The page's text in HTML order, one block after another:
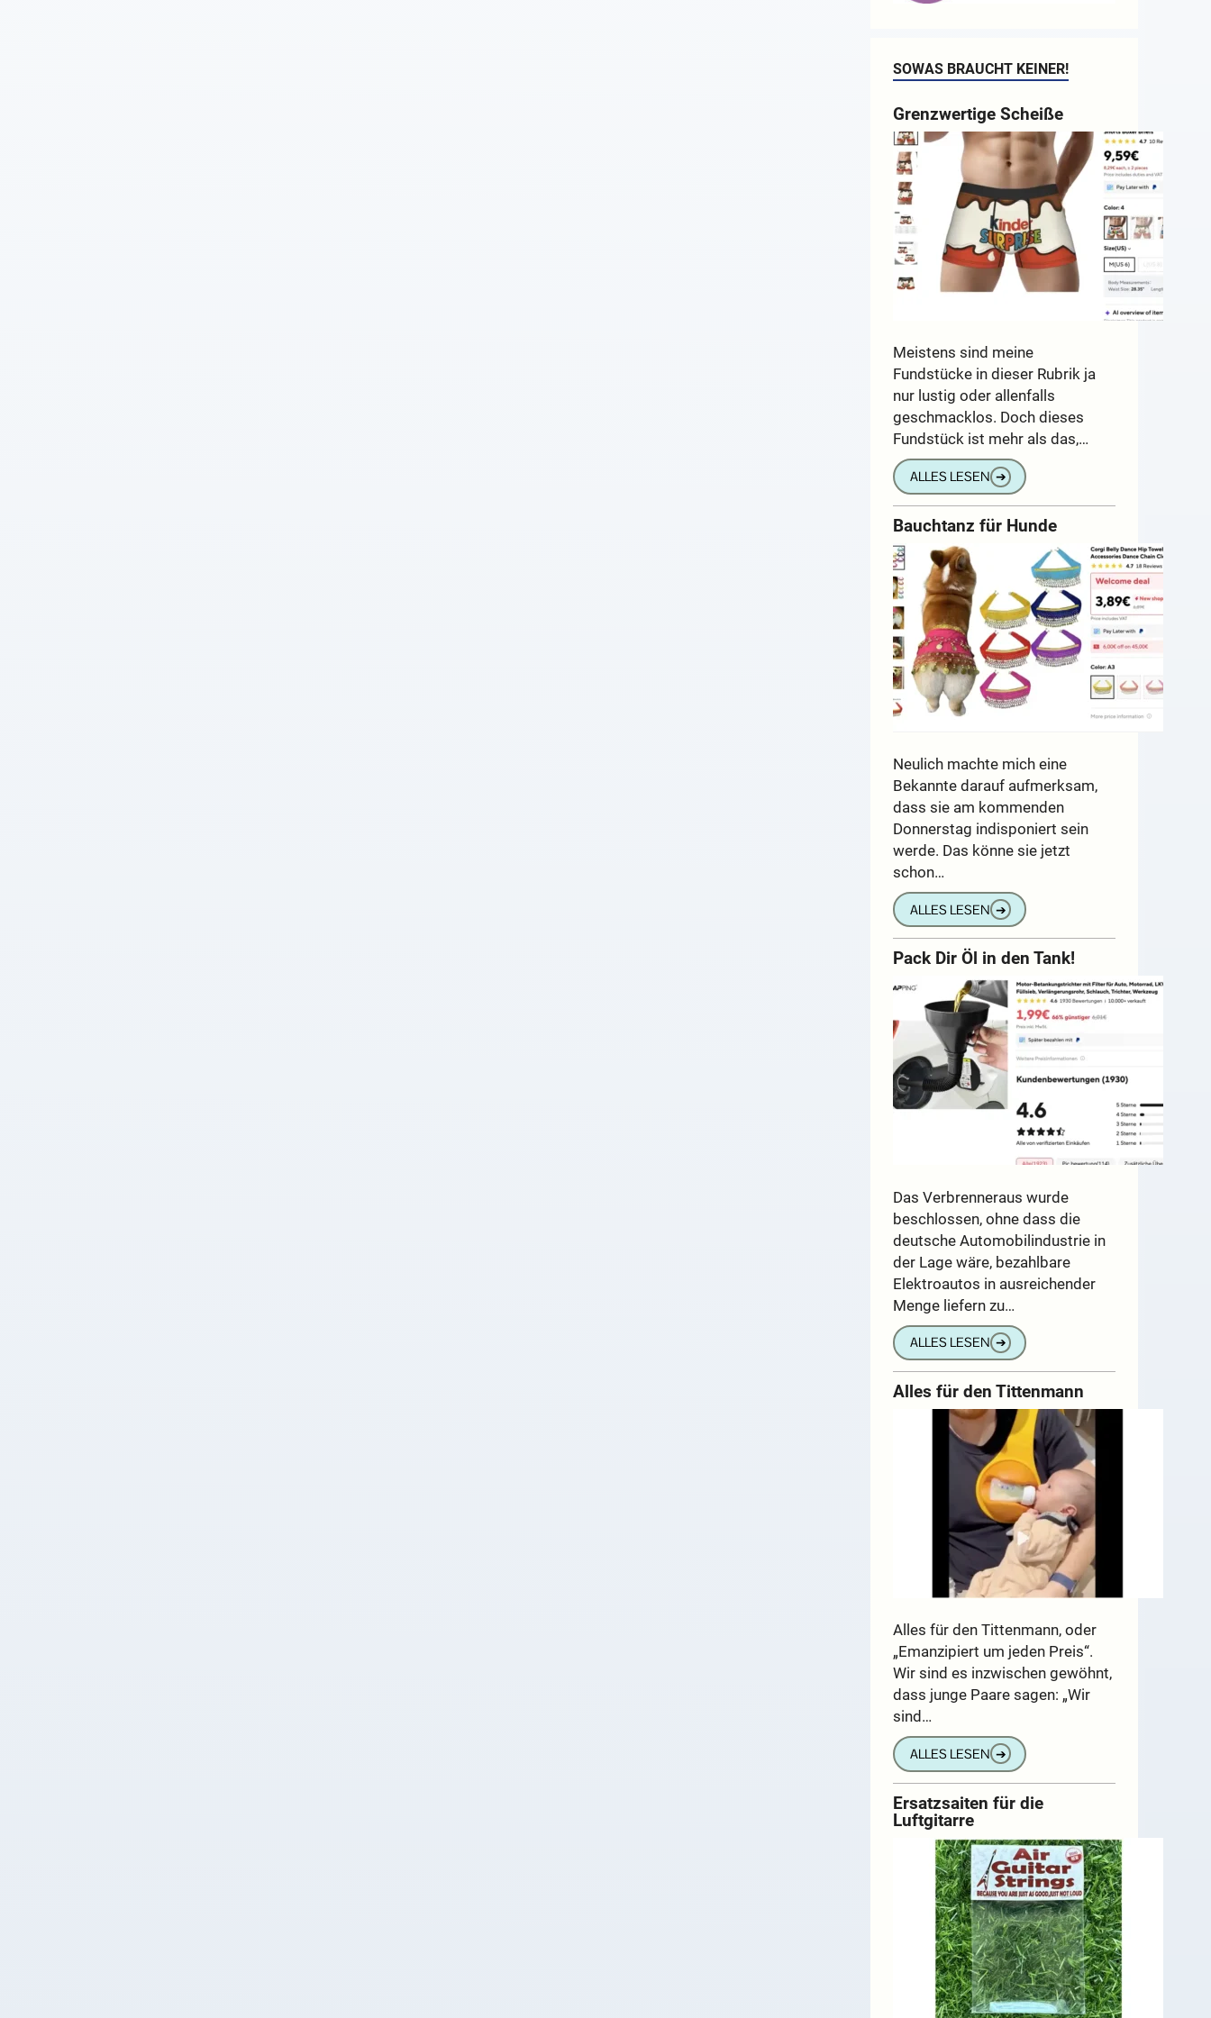
SOWAS BRAUCHT KEINER!
Grenzwertige Scheiße
Meistens sind meine
Fundstücke in dieser Rubrik ja
nur lustig oder allenfalls
geschmacklos. Doch dieses
Fundstück ist mehr als das,…
ALLES LESEN ➔
Bauchtanz für Hunde
Neulich machte mich eine
Bekannte darauf aufmerksam,
dass sie am kommenden
Donnerstag indisponiert sein
werde. Das könne sie jetzt
schon…
ALLES LESEN ➔
Pack Dir Öl in den Tank!
Das Verbrenneraus wurde
beschlossen, ohne dass die
deutsche Automobilindustrie in
der Lage wäre, bezahlbare
Elektroautos in ausreichender
Menge liefern zu…
ALLES LESEN ➔
Alles für den Tittenmann
Alles für den Tittenmann, oder
„Emanzipiert um jeden Preis“.
Wir sind es inzwischen gewöhnt,
dass junge Paare sagen: „Wir
sind…
ALLES LESEN ➔
Ersatzsaiten für die
Luftgitarre